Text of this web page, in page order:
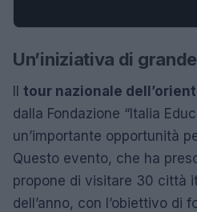
Un’iniziativa di
tour nazionale
dalla Fondazione “Italia
un’importante opportunità
Questo evento, che ha
propone di visitare 30 città
dell’anno, con l’obiettivo di